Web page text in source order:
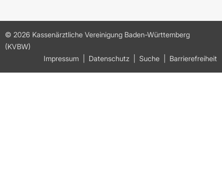
© 2026 Kassenärztliche Vereinigung Baden-Württemberg
(KVBW)
Impressum
Datenschutz Suche Barrierefreiheit